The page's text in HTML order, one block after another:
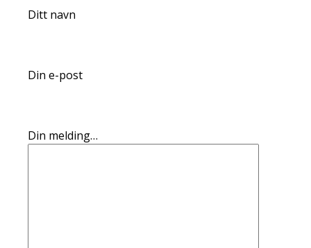
Ditt navn
Din e-post
Din melding…